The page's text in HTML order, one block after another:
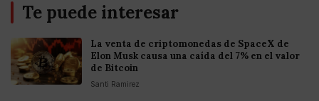
Te puede interesar
La venta de criptomonedas de SpaceX de
Elon Musk causa una caída del 7% en el valor
de Bitcoin
Santi Ramirez